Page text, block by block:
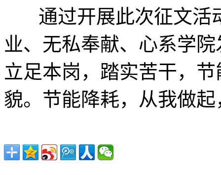
通过开展此次征文活
业、无私奉献、心系学
立足本岗，踏实苦干，
貌。节能降耗，从我做